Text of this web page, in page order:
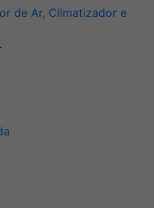
de Ar, Climatizador e